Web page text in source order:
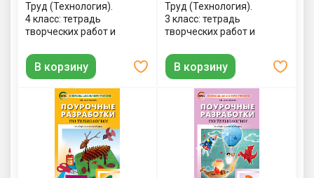
Труд (Технология).
4 класс: тетрадь
творческих работ и
В корзину
Труд (Технология).
3 класс: тетрадь
творческих работ и
В корзину